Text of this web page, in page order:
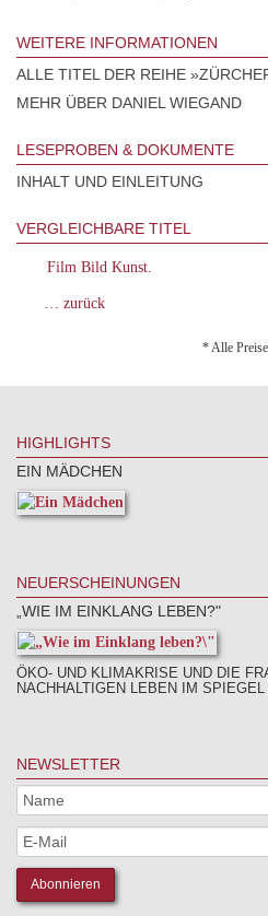
WEITERE INFORMATIONEN
ALLE TITEL DER REIHE
MEHR ÜBER DANIEL WIEGAND
LESEPROBEN & DOKUMENTE
INHALT UND EINLEITUNG
VERGLEICHBARE TITEL
Film Bild Kunst.
… zurück
* Alle
HIGHLIGHTS
EIN MÄDCHEN
NEUERSCHEINUNGEN
„WIE IM EINKLANG LEBEN?"
ÖKO- UND KLIMAKRISE UND DIE
NACHHALTIGEN LEBEN IM
NEWSLETTER